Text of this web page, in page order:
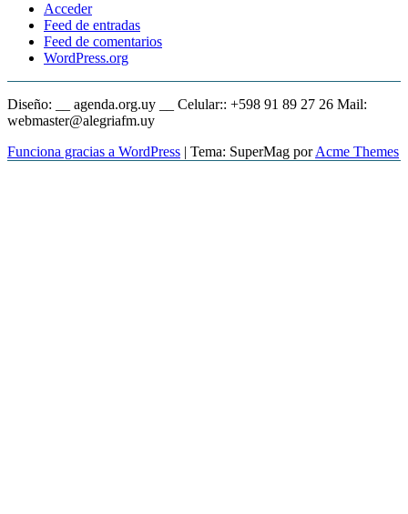
Acceder
Feed de entradas
Feed de comentarios
WordPress.org
Diseño: __ agenda.org.uy __ Celular:: +598 91 89 27 26 Mail:
webmaster@alegriafm.uy
Funciona gracias a WordPress | Tema: SuperMag porAcme Themes